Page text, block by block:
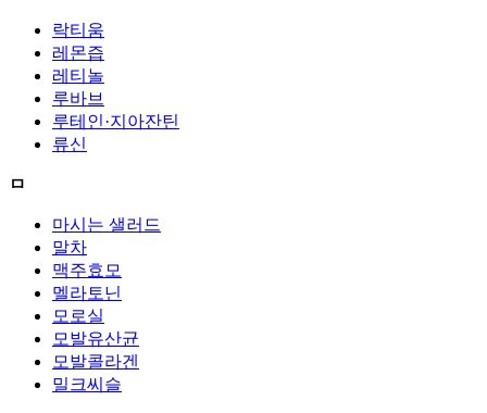
락티움
레몬즙
레티놀
루바브
루테인·지아잔틴
류신
ㅁ
마시는 샐러드
말차
맥주효모
멜라토닌
모로실
모발유산균
모발콜라겐
밀크씨슬